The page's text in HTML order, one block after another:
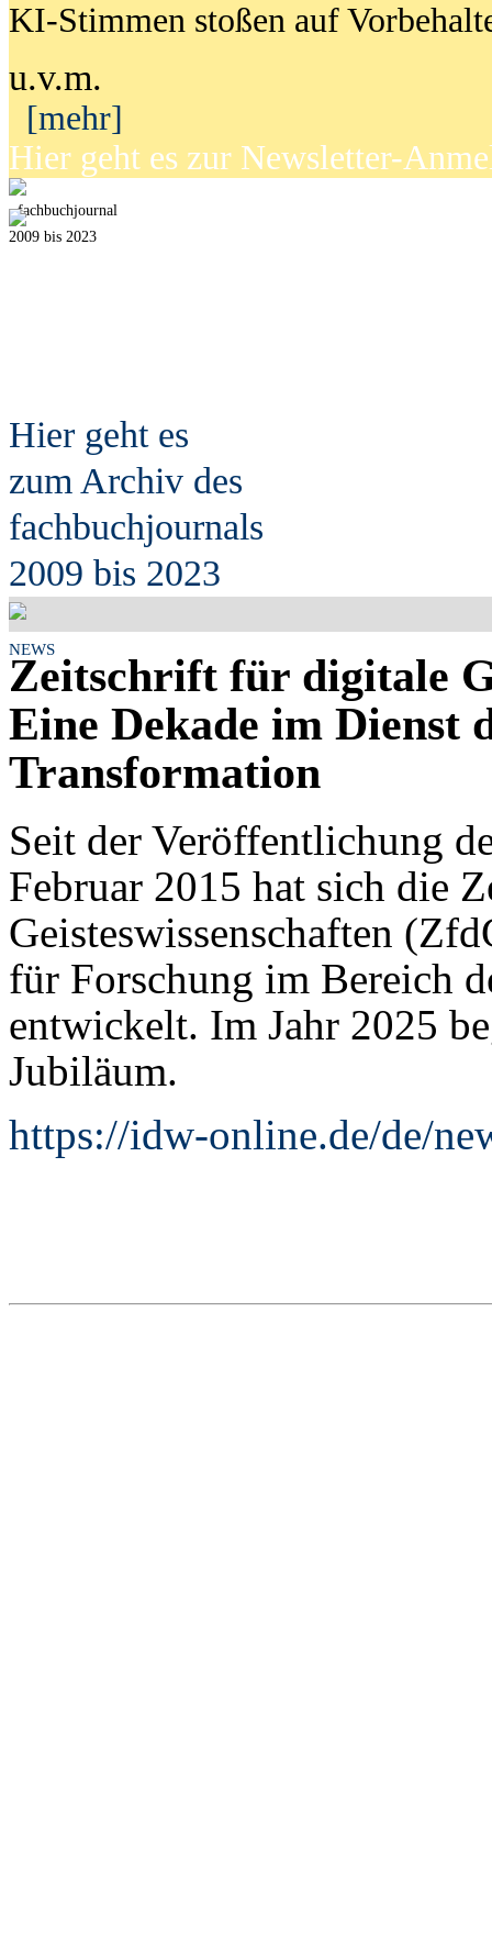
KI-Stimmen stoßen auf
u.v.m.
[mehr]
Hier geht es zur Newsletter-
fachbuchjournal
2009 bis 2023
Hier geht es
zum Archiv des
fachbuchjournals
2009 bis 2023
NEWS
Zeitschrift für digitale
Eine Dekade im Dienst
Transformation
Seit der Veröffentlichung
Februar 2015 hat sich die
Geisteswissenschaften
für Forschung im Bereich
entwickelt. Im Jahr 2025
Jubiläum.
https://idw-online.de/de/